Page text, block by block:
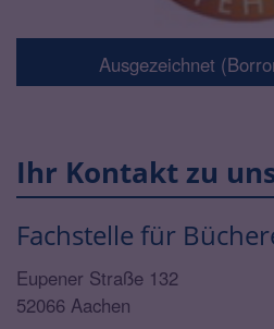
Ausgezeichnet
Ihr Kontakt zu
Fachstelle für
Eupener Straße 132
52066 Aachen